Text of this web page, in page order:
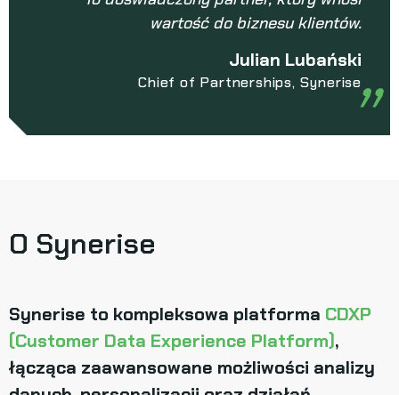
wartość do biznesu klientów.
Julian Lubański
Chief of Partnerships, Synerise
O Synerise
Synerise to kompleksowa platforma CDXP
(Customer Data Experience Platform),
łącząca zaawansowane możliwości analizy